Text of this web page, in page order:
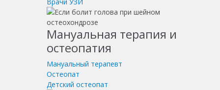
Мануальная терапия и
остеопатия
Мануальный терапевт
Остеопат
Детский остеопат